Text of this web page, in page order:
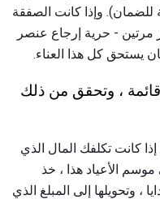
للضمان). وإذا كانت الصفقة
مرتين - حرية إرجاع عنصر
يستحق كل هذا العناء.
قائمة ، وتحقق من ذلك
كانت تكلفك المال الذي
الأعياد هذا ، خذ
، وتحويلها إلى المبلغ الذي